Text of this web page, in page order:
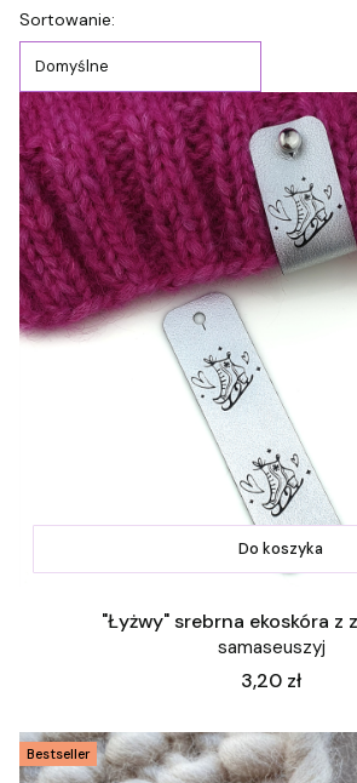
Lista produktów
Sortowanie:
Domyślne
Do koszyka
"Łyżwy" srebrna ekoskóra z
samaseuszyj
Cena
3,20 zł
Bestseller